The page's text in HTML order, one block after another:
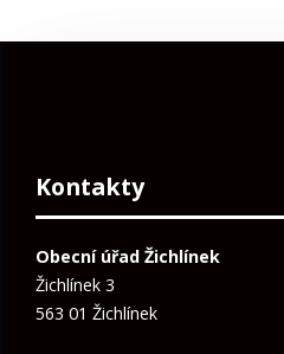
Kontakty
Obecní úřad Žichlínek
Žichlínek 3
563 01 Žichlínek